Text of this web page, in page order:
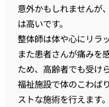
意外かもしれませんが
は高いです。
整体師は体や心にリラ
また患者さんが痛みを
ため、高齢者でも受け
福祉施設で体のこわば
ストな施術を行えます。